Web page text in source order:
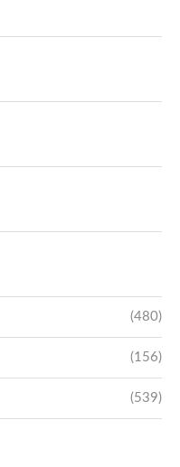
(480)
(156)
(539)